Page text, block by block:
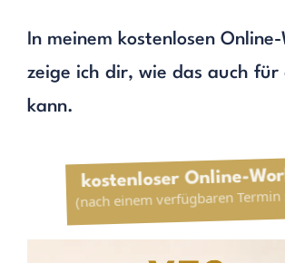
In meinem kostenlosen
zeige ich dir, wie das auch für
kann.
kostenloser Online-
(nach einem verfügbaren Termin